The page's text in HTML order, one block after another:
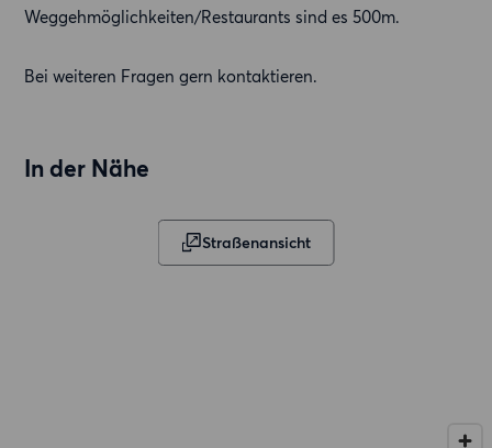
Weggehmöglichkeiten/Restaurants sind es 500m.
Bei weiteren Fragen gern kontaktieren.
In der Nähe
Straßenansicht